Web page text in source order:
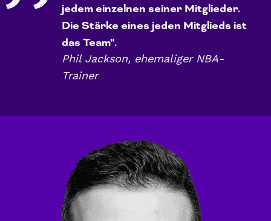
jedem einzelnen seiner Mitglieder.
Die Stärke eines jeden Mitglieds ist
das Team".
Phil Jackson, ehemaliger NBA-
Trainer